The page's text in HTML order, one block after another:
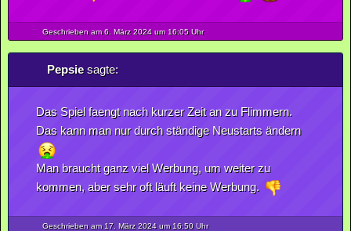
Geschrieben am 6. März2024um 16:05 Uhr
Pepsiesagte:
Das Spiel faengt nach kurzer Zeit an zu Flimmern.
Das kann man nur durch ständige Neustarts ändern
Man braucht ganz viel Werbung, um weiter zu
kommen, aber sehr oft läuft keine Werbung.
Geschrieben am 17. März2024um 16:50 Uhr